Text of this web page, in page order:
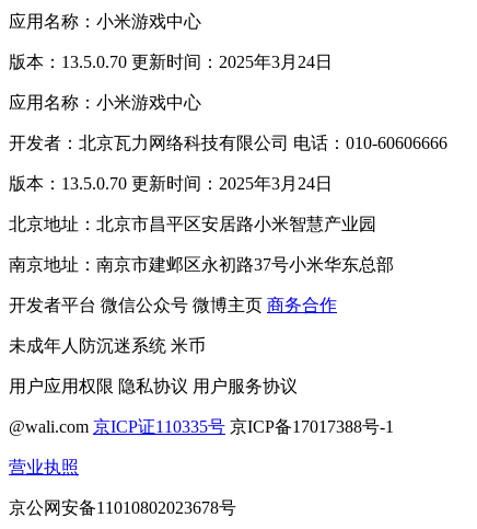
应用名称：小米游戏中心
版本：13.5.0.70 更新时间：2025年3月24日
应用名称：小米游戏中心
开发者：北京瓦力网络科技有限公司 电话：010-60606666
版本：13.5.0.70 更新时间：2025年3月24日
北京地址：北京市昌平区安居路小米智慧产业园
南京地址：南京市建邺区永初路37号小米华东总部
开发者平台 微信公众号 微博主页 商务合作
未成年人防沉迷系统 米币
用户应用权限 隐私协议 用户服务协议
@wali.com 京ICP证110335号 京ICP备17017388号-1
营业执照
京公网安备11010802023678号